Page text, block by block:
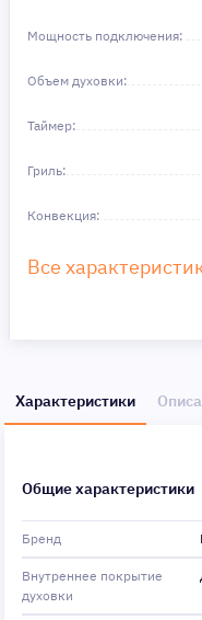
Мощность подключения:
Объем духовки:
Таймер:
Гриль:
Конвекция:
Все
Характеристики
Общие характеристики
Бренд
Внутреннее покрытие
духовки